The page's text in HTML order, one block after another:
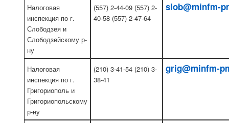
Налоговая
инспекция по г.
Слободзея и
Слободзейскому р-
ну
(557) 2-44-09 (557) 2-
40-58 (557) 2-47-64
slob@minfm-
Налоговая
инспекция по г.
Григориополь и
Григориопольскому
р-ну
(210) 3-41-54 (210) 3-
38-41
grig@minfm-